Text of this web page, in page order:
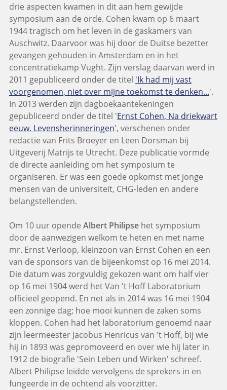
drie aspecten kwamen in dit aan hem gewijde
symposium aan de orde. Cohen kwam op 6 maart
1944 tragisch om het leven in de gaskamers van
Auschwitz. Daarvoor was hij door de Duitse bezetter
gevangen gehouden in Amsterdam en in het
concentratiekamp Vught. Zijn verslag daarvan werd in
2011 gepubliceerd onder de titel 'Ik had mij vast
voorgenomen, niet over mijne toekomst te denken...'.
In 2013 werden zijn dagboekaantekeningen
gepubliceerd onder de titel 'Ernst Cohen, Na driekwart
eeuw. Levensherinneringen', verschenen onder
redactie van Frits Broeyer en Leen Dorsman bij
Uitgeverij Matrijs te Utrecht. Deze publicatie vormde
de directe aanleiding om het symposium te
organiseren. Er was een goede opkomst met jonge
mensen van de universiteit, CHG-leden en andere
belangstellenden.
Om 10 uur opende Albert Philipsehet symposium
door de aanwezigen welkom te heten en met name
mr. Ernst Verloop, kleinzoon van Ernst Cohen en een
van de sponsors van de bijeenkomst op 16 mei 2014.
Die datum was zorgvuldig gekozen want om half vier
op 16 mei 1904 werd het Van 't Hoff Laboratorium
officieel geopend. En net als in 2014 was 16 mei 1904
een zonnige dag; hoe mooi kunnen de zaken soms
kloppen. Cohen had het laboratorium genoemd naar
zijn leermeester Jacobus Henricus van 't Hoff, bij wie
hij in 1893 was gepromoveerd en over wie hij later in
1912 de biografie 'Sein Leben und Wirken' schreef.
Albert Philipse leidde vervolgens de sprekers in en
fungeerde in de ochtend als voorzitter.